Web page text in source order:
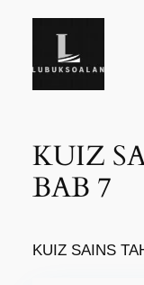
KUIZ
BAB 7
KUIZ SAINS